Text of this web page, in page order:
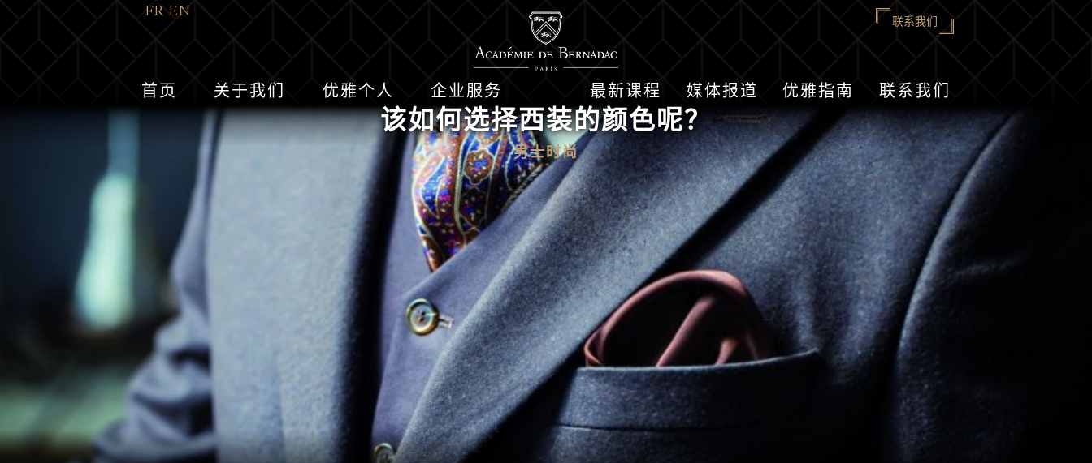
FREN
联系我们
首页 关于我们 优雅个人 企业服务 最新课程 媒体报道 优雅指南 联系我们
该如何选择西装的颜色呢？
男士时尚